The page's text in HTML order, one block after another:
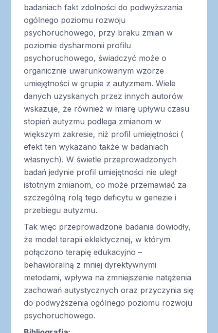
badaniach fakt zdolności do podwyższania
ogólnego poziomu rozwoju
psychoruchowego, przy braku zmian w
poziomie dysharmonii profilu
psychoruchowego, świadczyć może o
organicznie uwarunkowanym wzorze
umiejętności w grupie z autyzmem. Wiele
danych uzyskanych przez innych autorów
wskazuje, że również w miarę upływu czasu
stopień autyzmu podlega zmianom w
większym zakresie, niż profil umiejętności (
efekt ten wykazano także w badaniach
własnych). W świetle przeprowadzonych
badań jedynie profil umiejętności nie uległ
istotnym zmianom, co może przemawiać za
szczególną rolą tego deficytu w genezie i
przebiegu autyzmu.
Tak więc przeprowadzone badania dowiodły,
że model terapii eklektycznej, w którym
połączono terapię edukacyjno –
behawioralną z mniej dyrektywnymi
metodami, wpływa na zmniejszenie natężenia
zachowań autystycznych oraz przyczynia się
do podwyższenia ogólnego poziomu rozwoju
psychoruchowego.